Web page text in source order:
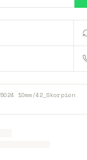
5024 10mm/42_Skorpion